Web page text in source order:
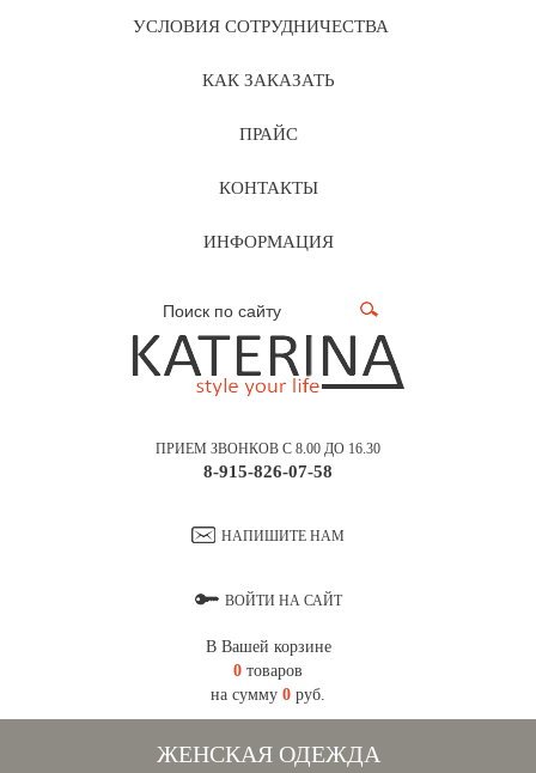
УСЛОВИЯ СОТРУДНИЧЕСТВА
КАК ЗАКАЗАТЬ
ПРАЙС
КОНТАКТЫ
ИНФОРМАЦИЯ
ПРИЕМ ЗВОНКОВ С 8.00 ДО 16.30
8-915-826-07-58
НАПИШИТЕ НАМ
ВОЙТИ НА САЙТ
В Вашей корзине
0 товаров
на сумму 0 руб.
ЖЕНСКАЯ ОДЕЖДА